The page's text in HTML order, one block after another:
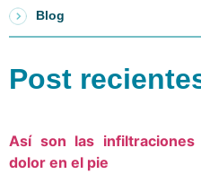
Blog
Post
Así son las
dolor en el pie